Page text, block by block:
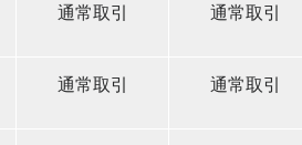
通常取引 通常取引
通常取引 通常取引